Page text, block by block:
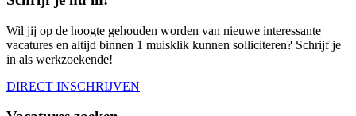
Wil jij op de hoogte gehouden worden van nieuwe interessante
vacatures en altijd binnen 1 muisklik kunnen solliciteren? Schrijf je
in als werkzoekende!
DIRECT INSCHRIJVEN